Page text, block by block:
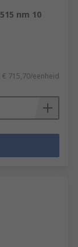
nm 10
€ 715,70/eenheid